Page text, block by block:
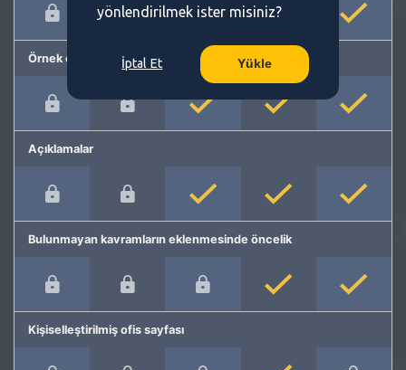
Örnek cümleler
Açıklamalar
Bulunmayan kavramların eklenmesinde öncelik
Kişiselleştirilmiş ofis sayfası
yönlendirilmek ister misiniz?
İptal Et Yükle